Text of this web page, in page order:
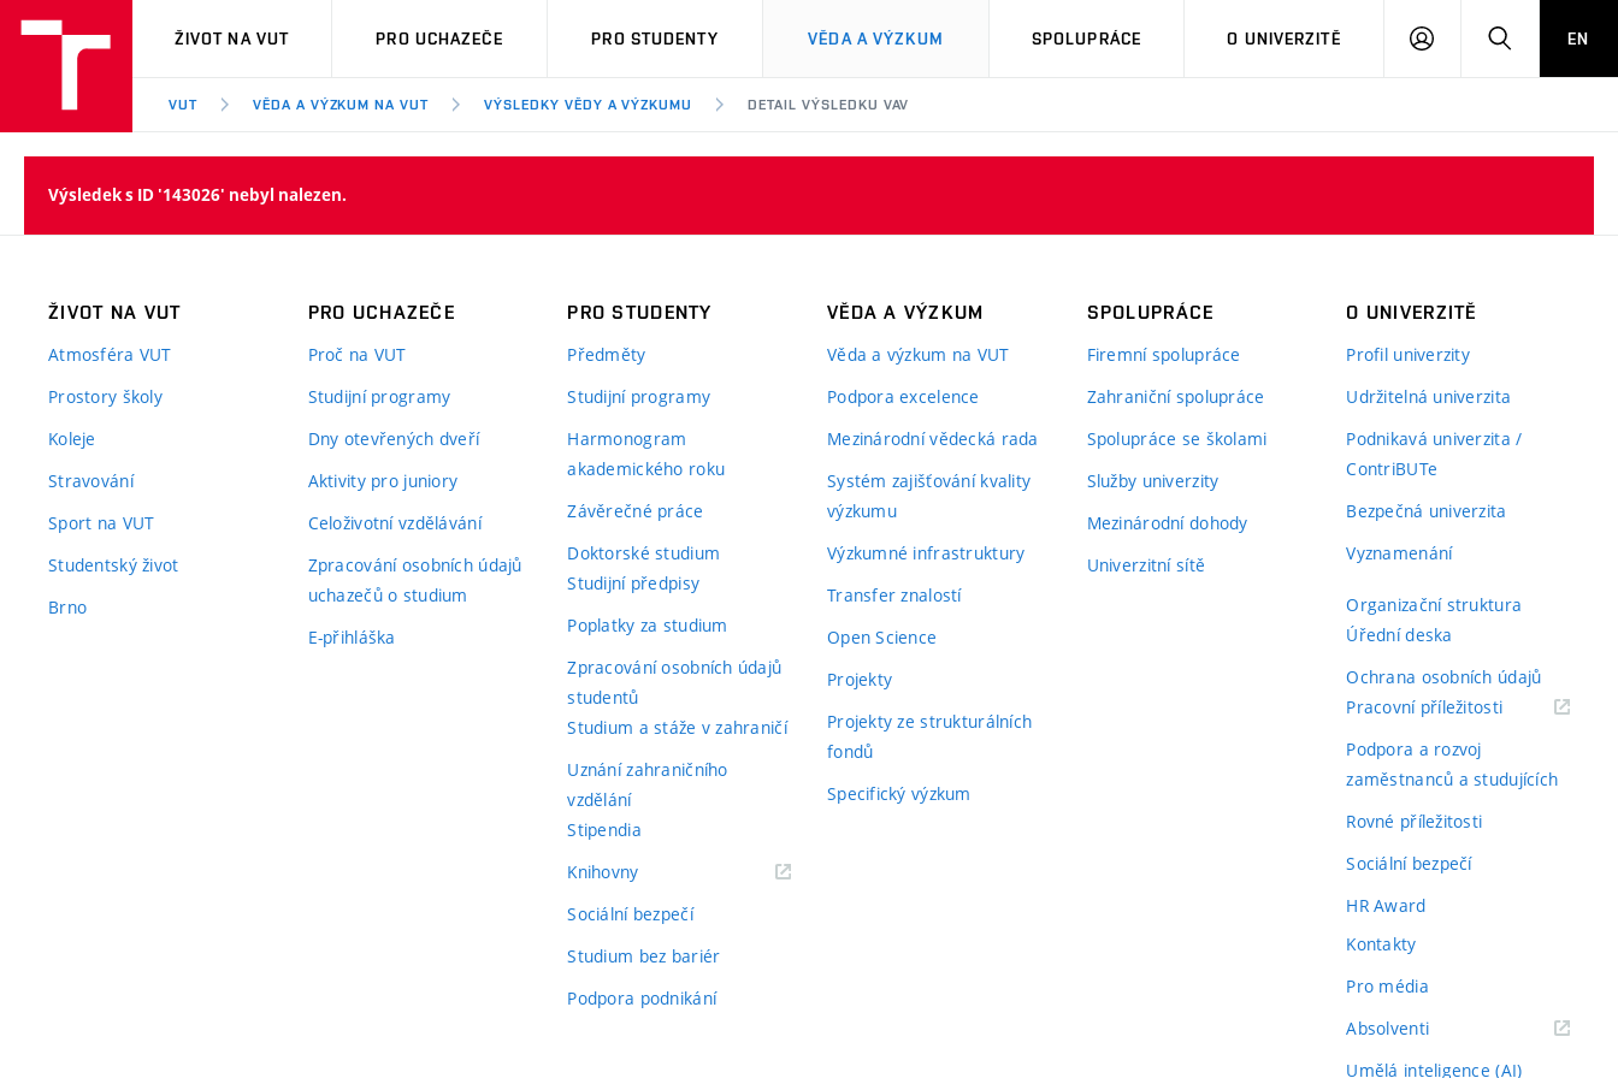
VUT
ŽIVOT NA VUT PRO UCHAZEČE PRO STUDENTY VĚDA A VÝZKUM SPOLUPRÁCE O UNIVERZITĚ
PŘIHLÁSIT HLEDATEN
VUT VĚDA A VÝZKUM NA VUT VÝSLEDKY VĚDY A VÝZKUMU DETAIL VÝSLEDKU VAV
Výsledek s ID '143026' nebyl nalezen.
ŽIVOT NA VUT
Atmosféra VUT
Prostory školy
Koleje
Stravování
Sport na VUT
Studentský život
Brno
PRO UCHAZEČE
Proč na VUT
Studijní programy
Dny otevřených dveří
Aktivity pro juniory
Celoživotní vzdělávání
Zpracování osobních údajů
uchazečů o studium
E-přihláška
PRO STUDENTY
Předměty
Studijní programy
Harmonogram
akademického roku
Závěrečné práce
Doktorské studium
Studijní předpisy
Poplatky za studium
Zpracování osobních údajů
studentů
Studium a stáže v zahraničí
Uznání zahraničního
vzdělání
Stipendia
Knihovny(externí
Sociální bezpečí
Studium bez bariér
Podpora podnikání
VĚDA A VÝZKUM
Věda a výzkum na VUT
Podpora excelence
Mezinárodní vědecká rada
Systém zajišťování kvality
výzkumu
Výzkumné infrastruktury
Transfer znalostí
Open Science
Projekty
Projekty ze strukturálních
fondů
Specifický výzkum
SPOLUPRÁCE
Firemní spolupráce
Zahraniční spolupráce
Spolupráce se školami
Služby univerzity
Mezinárodní dohody
Univerzitní sítě
O UNIVERZITĚ
Profil univerzity
Udržitelná univerzita
Podnikavá univerzita /
ContriBUTe
Bezpečná univerzita
Vyznamenání
Organizační struktura
Úřední deska
Ochrana osobních údajů
Pracovní příležitosti(externí
Podpora a rozvoj
zaměstnanců a studujících
Rovné příležitosti
Sociální bezpečí
HR Award
Kontakty
Pro média
Absolventi(externí
Umělá inteligence (AI)